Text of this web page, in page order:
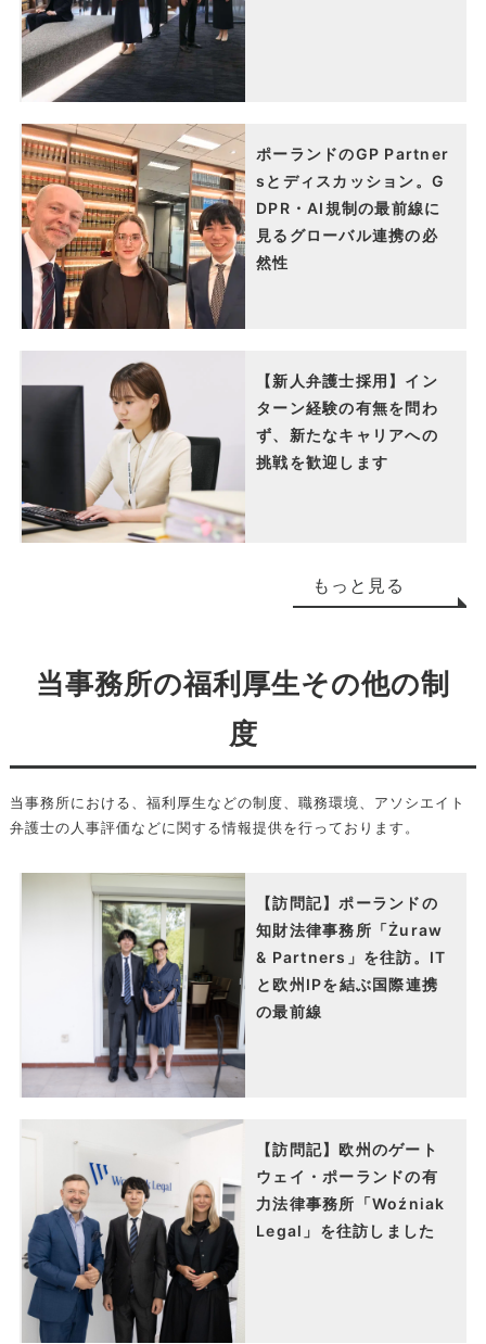
ポーランドのGP Partner
sとディスカッション。G
DPR・AI規制の最前線に
見るグローバル連携の必
然性
【新人弁護士採用】イン
ターン経験の有無を問わ
ず、新たなキャリアへの
挑戦を歓迎します
もっと見る
当事務所の福利厚生その他の制
度
当事務所における、福利厚生などの制度、職務環境、アソシエイト
弁護士の人事評価などに関する情報提供を行っております。
【訪問記】ポーランドの
知財法律事務所「Żuraw
& Partners」を往訪。IT
と欧州IPを結ぶ国際連携
の最前線
【訪問記】欧州のゲート
ウェイ・ポーランドの有
力法律事務所「Woźniak
Legal」を往訪しました